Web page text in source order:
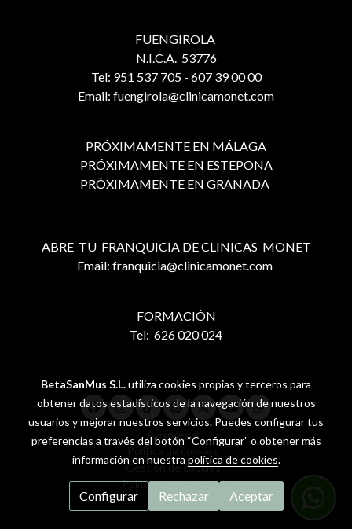
FUENGIROLA
N.I.C.A. 53776
Tel: 951 537 705 - 607 39 00 00
Email: fuengirola@clinicamonet.com
PRÓXIMAMENTE EN MÁLAGA
PRÓXIMAMENTE EN ESTEPONA
PRÓXIMAMENTE EN GRANADA
ABRE TU FRANQUICIA DE CLINICAS MONET
Email: franquicia@clinicamonet.com
FORMACIÓN
Tel: 626 020 024
Aviso legal
Gestión de cookies
Política de privacidad
BetaSanMus S.L.utiliza cookies propias y terceros para
obtener datos estadísticos de la navegación de nuestros
usuarios y mejorar nuestros servicios. Puedes configurar tus
preferencias a través del botón “Configurar” o obtener más
información en nuestra política de cookies.
Configurar Rechazar Aceptar